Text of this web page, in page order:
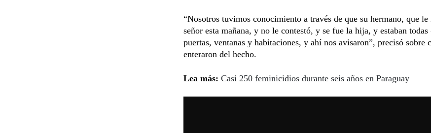
“Nosotros tuvimos conocimiento a través de que su hermano, que
señor esta mañana, y no le contestó, y se fue la hija, y estaban todas
puertas, ventanas y habitaciones, y ahí nos avisaron”, precisó sobre
enteraron del hecho.
Lea más: Casi 250 feminicidios durante seis años en Paraguay